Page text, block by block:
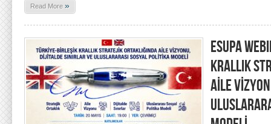
Read More »
ESUPA
KRALLIK
AİLE